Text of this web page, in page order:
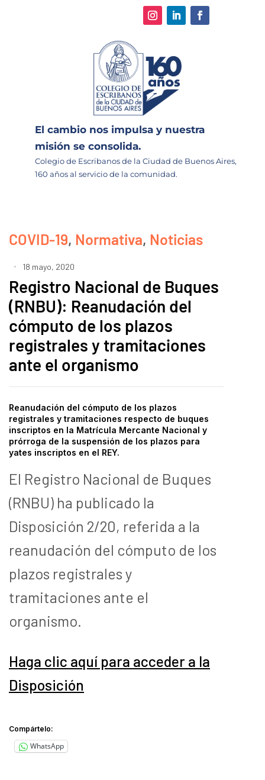
El cambio nos impulsa y nuestra
misión se consolida.
Colegio de Escribanos de la Ciudad de Buenos Aires,
160 años al servicio de la comunidad.
COVID-19, Normativa, Noticias
18 mayo, 2020
Registro Nacional de Buques
(RNBU): Reanudación del
cómputo de los plazos
registrales y tramitaciones
ante el organismo
Reanudación del cómputo de los plazos
registrales y tramitaciones respecto de buques
inscriptos en la Matrícula Mercante Nacional y
prórroga de la suspensión de los plazos para
yates inscriptos en el REY.
El Registro Nacional de Buques
(RNBU) ha publicado la
Disposición 2/20, referida a la
reanudación del cómputo de los
plazos registrales y
tramitaciones ante el
organismo.
Haga clic aquí para acceder a la
Disposición
Compártelo:
WhatsApp